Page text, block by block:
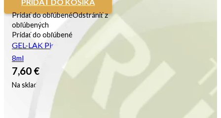
Pridať do obľúbenéOdstrániť z
obľúbených
Pridať do obľúbené
GEL-LAK Pistachio Green
8ml
7,60 €
Na sklade